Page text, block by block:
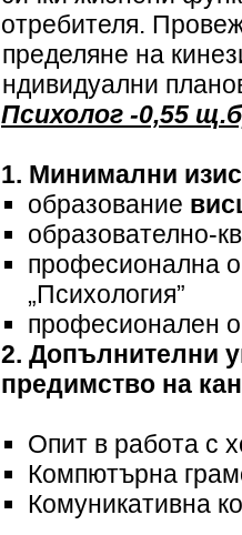
потребителя.
определяне на
индивидуални
Психолог -0,55
1. Минимални
образование
образователно-
професионална
„Психология”
професионален
2. Допълнителни
предимство на
Опит в работа с
Компютърна
Комуникативна